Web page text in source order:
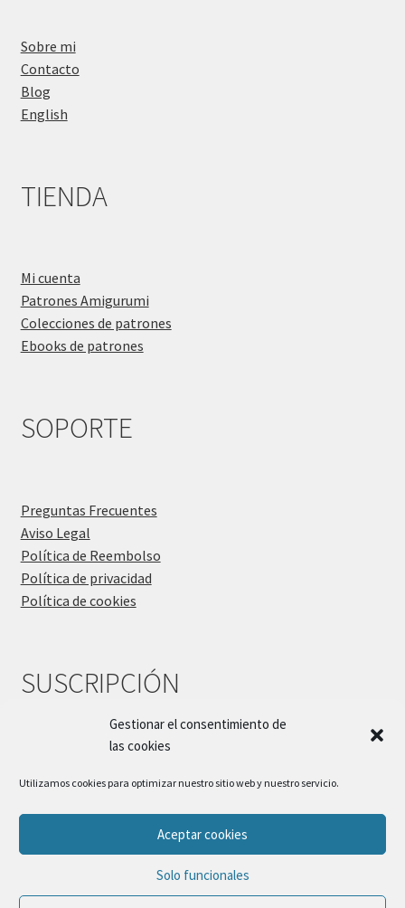
Gestionar el consentimiento de
las cookies
Utilizamos cookies para optimizar nuestro sitio web y nuestro servicio.
Aceptar cookies
Solo funcionales
Sobre mi
Contacto
Blog
English
TIENDA
Mi cuenta
Patrones Amigurumi
Colecciones de patrones
Ebooks de patrones
SOPORTE
Preguntas Frecuentes
Aviso Legal
Política de Reembolso
Política de privacidad
Política de cookies
SUSCRIPCIÓN
© Sueños Blanditos 2026
Construido con WooCommerce